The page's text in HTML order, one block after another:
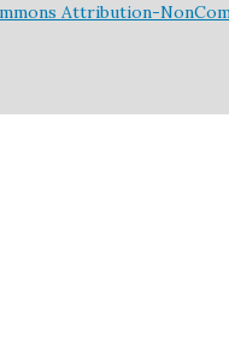
Attribution-